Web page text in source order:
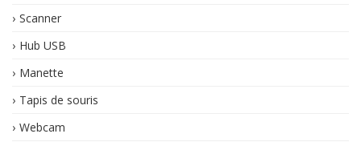
Scanner
Hub USB
Manette
Tapis de souris
Webcam